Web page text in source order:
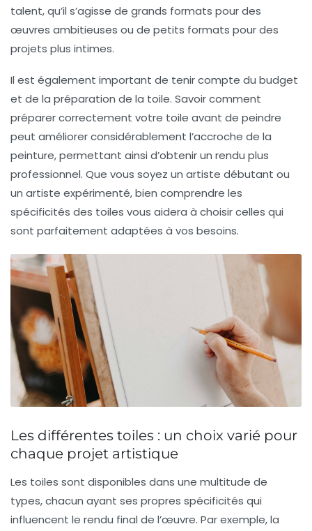
talent, qu’il s’agisse de grands formats pour des
œuvres ambitieuses ou de petits formats pour des
projets plus intimes.
Il est également important de tenir compte du budget
et de la préparation de la toile. Savoir comment
préparer correctement votre toile avant de peindre
peut améliorer considérablement l’accroche de la
peinture, permettant ainsi d’obtenir un rendu plus
professionnel. Que vous soyez un artiste débutant ou
un artiste expérimenté, bien comprendre les
spécificités des toiles vous aidera à choisir celles qui
sont parfaitement adaptées à vos besoins.
Les différentes toiles : un choix varié pour
chaque projet artistique
Les toiles sont disponibles dans une multitude de
types, chacun ayant ses propres spécificités qui
influencent le rendu final de l’œuvre. Par exemple, la